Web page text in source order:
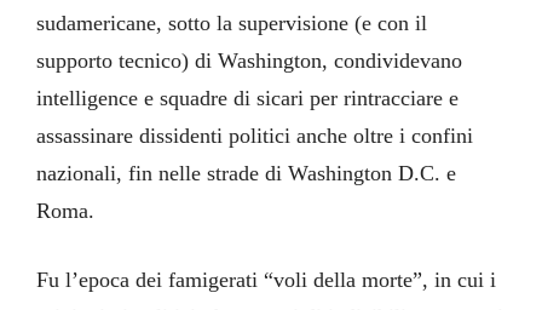
sudamericane, sotto la supervisione (e con il
supporto tecnico) di Washington, condividevano
intelligence e squadre di sicari per rintracciare e
assassinare dissidenti politici anche oltre i confini
nazionali, fin nelle strade di Washington D.C. e
Roma.
Fu l’epoca dei famigerati “voli della morte”, in cui i